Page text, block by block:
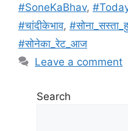
#SoneKaBhav,
#चांदीकेभाव,
#सोनेका_रेट_आज
Leave a comment
Search